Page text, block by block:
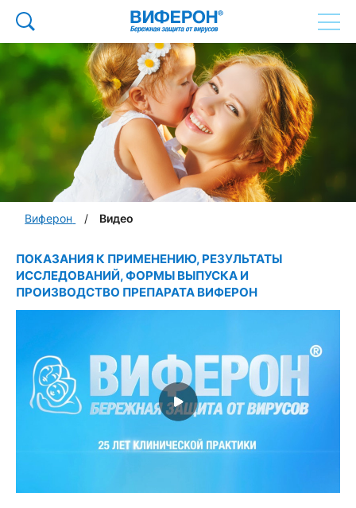
Виферон Видео
ПОКАЗАНИЯ К ПРИМЕНЕНИЮ, РЕЗУЛЬТАТЫ
ИССЛЕДОВАНИЙ, ФОРМЫ ВЫПУСКА И
ПРОИЗВОДСТВО ПРЕПАРАТА ВИФЕРОН